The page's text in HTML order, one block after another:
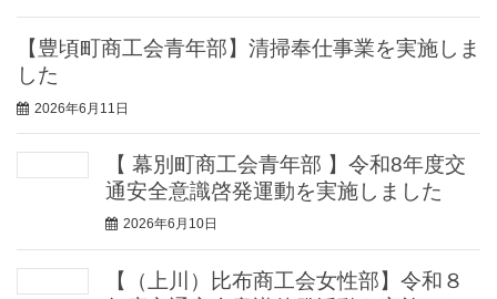
【豊頃町商工会青年部】清掃奉仕事業を実施しま
した
2026年6月11日
【 幕別町商工会青年部 】令和8年度交
通安全意識啓発運動を実施しました
2026年6月10日
【（上川）比布商工会女性部】令和８